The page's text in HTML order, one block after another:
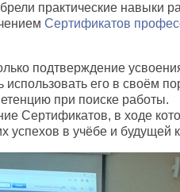
практические навыки
Сертификатов
подтверждение
использовать его в своём
при поиске работы.
Сертификатов, в ходе
успехов в учёбе и будущей